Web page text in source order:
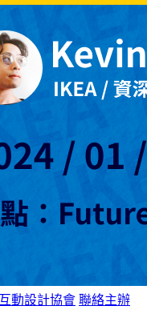
動設計協會 聯絡主辦